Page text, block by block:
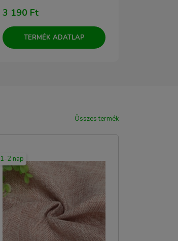
3 190 Ft
TERMÉK ADATLAP
Összes termék
1-2 nap